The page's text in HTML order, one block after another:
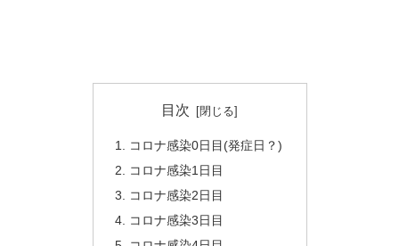
目次
コロナ感染0日目(発症日？)
コロナ感染1日目
コロナ感染2日目
コロナ感染3日目